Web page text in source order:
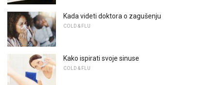
Kada videti doktora o zagušenju
COLD & FLU
Kako ispirati svoje sinuse
COLD & FLU